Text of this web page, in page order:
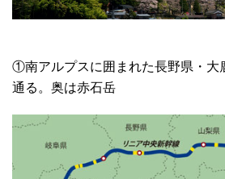
①南アルプスに囲まれた長野県・大
通る。奥は赤石岳